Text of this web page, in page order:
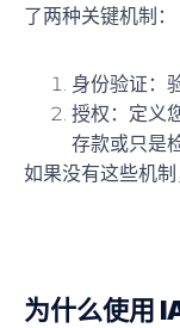
了两种关键机制：
身份验证 ：
授权 ：定义
存款或只是
如果没有这些机制
为什么使用